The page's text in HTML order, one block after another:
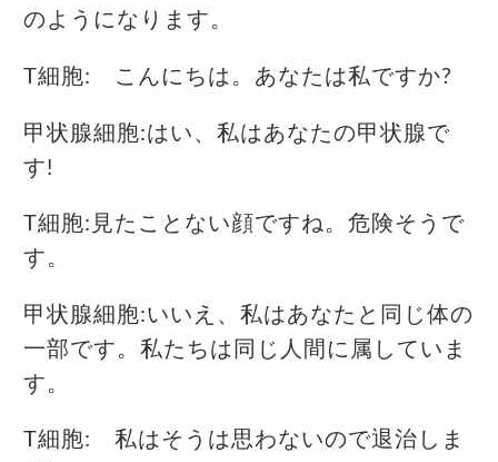
のようになります。
T細胞: こんにちは。あなたは私ですか?
甲状腺細胞:はい、私はあなたの甲状腺で
す!
T細胞:見たことない顔ですね。危険そうで
す。
甲状腺細胞:いいえ、私はあなたと同じ体の
一部です。私たちは同じ人間に属していま
す。
T細胞: 私はそうは思わないので退治しま